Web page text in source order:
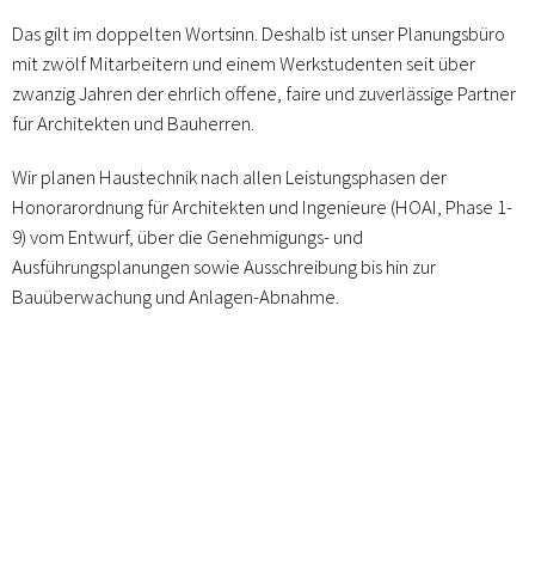
Das gilt im doppelten Wortsinn. Deshalb ist unser Planungsbüro
mit zwölf Mitarbeitern und einem Werkstudenten seit über
zwanzig Jahren der ehrlich offene, faire und zuverlässige Partner
für Architekten und Bauherren.
Wir planen Haustechnik nach allen Leistungsphasen der
Honorarordnung für Architekten und Ingenieure (HOAI, Phase 1-
9) vom Entwurf, über die Genehmigungs- und
Ausführungsplanungen sowie Ausschreibung bis hin zur
Bauüberwachung und Anlagen-Abnahme.